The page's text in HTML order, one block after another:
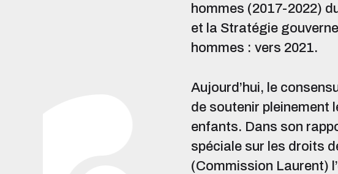
hommes (2017-2022)
et la Stratégie
hommes : vers 2021.
Aujourd’hui, le
de soutenir pleinement
enfants. Dans son
spéciale sur les droits
(Commission Laurent)